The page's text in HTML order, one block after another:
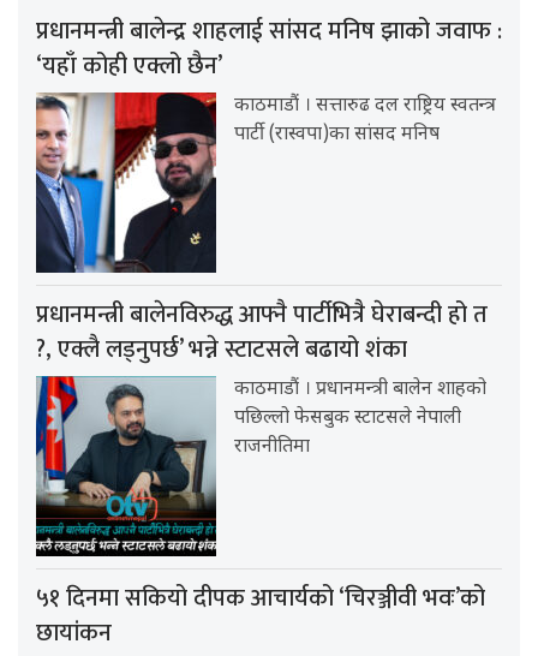
प्रधानमन्त्री बालेन्द्र शाहलाई सांसद मनिष झाको जवाफ :
‘यहाँ कोही एक्लो छैन’
काठमाडौं । सत्तारुढ दल राष्ट्रिय स्वतन्त्र
पार्टी (रास्वपा)का सांसद मनिष
प्रधानमन्त्री बालेनविरुद्ध आफ्नै पार्टीभित्रै घेराबन्दी हो त
?, एक्लै लड्नुपर्छ’ भन्ने स्टाटसले बढायो शंका
काठमाडौं । प्रधानमन्त्री बालेन शाहको
पछिल्लो फेसबुक स्टाटसले नेपाली
राजनीतिमा
५१ दिनमा सकियो दीपक आचार्यको ‘चिरञ्जीवी भवः’को
छायांकन